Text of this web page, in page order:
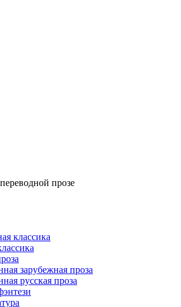
прозе
классика
зарубежная проза
русская проза